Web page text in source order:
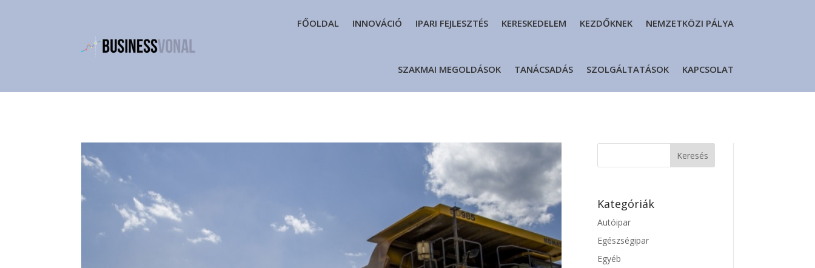
FŐOLDAL INNOVÁCIÓ IPARI FEJLESZTÉS KERESKEDELEM KEZDŐKNEK NEMZETKÖZI PÁLYA
SZAKMAI MEGOLDÁSOK TANÁCSADÁS SZOLGÁLTATÁSOK KAPCSOLAT
Kategóriák
Autóipar
Egészségipar
Egyéb